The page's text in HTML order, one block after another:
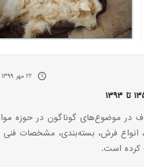
۲۲ مهر ۱۳۹۹
در موضوع‌های گوناگون در حوزه
انواع فرش، بسته‌بندی، مشخصات فنی
کرده است.